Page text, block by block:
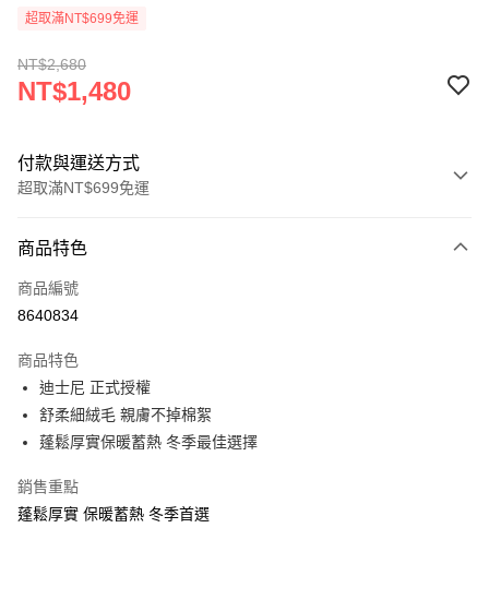
超取滿NT$699免運
NT$2,680
NT$1,480
付款與運送方式
超取滿NT$699免運
信用卡一次付款
超商取貨付款
Apple Pay
街口支付
Google Pay
商品特色
商品編號
8640834
商品特色
迪士尼 正式授權
舒柔細絨毛 親膚不掉棉絮
蓬鬆厚實保暖蓄熱 冬季最佳選擇
銷售重點
蓬鬆厚實 保暖蓄熱 冬季首選